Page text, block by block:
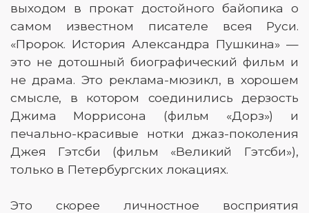
выходом в прокат достойного байопика о
самом известном писателе всея Руси.
«Пророк. История Александра Пушкина» —
это не дотошный биографический фильм и
не драма. Это реклама-мюзикл, в хорошем
смысле, в котором соединились дерзость
Джима Моррисона (фильм «Дорз») и
печально-красивые нотки джаз-поколения
Джея Гэтсби (фильм «Великий Гэтсби»),
только в Петербургских локациях.
Это скорее личностное восприятия